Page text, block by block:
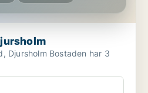
Bostaden har 3